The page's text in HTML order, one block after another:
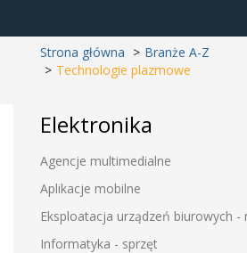
Strona główna
Branże A-Z
Technologie plazmowe
Elektronika
Agencje multimedialne
Aplikacje mobilne
Eksploatacja urządzeń biurowych -
Informatyka - sprzęt